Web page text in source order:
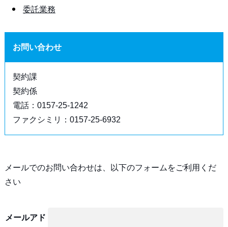
委託業務
お問い合わせ
契約課
契約係
電話：0157-25-1242
ファクシミリ：0157-25-6932
メールでのお問い合わせは、以下のフォームをご利用くだ
さい
メールアド